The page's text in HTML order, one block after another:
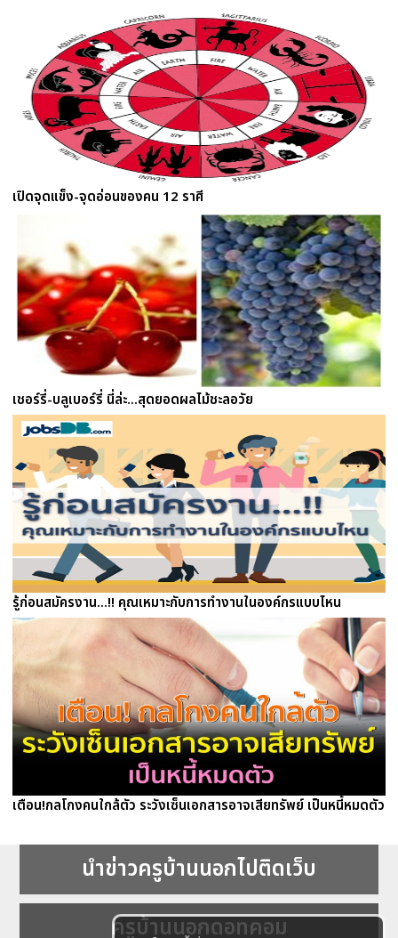
เปิดจุดแข็ง-จุดอ่อนของคน 12 ราศี
เชอร์รี่-บลูเบอร์รี่ นี่ล่ะ...สุดยอดผลไม้ชะลอวัย
รู้ก่อนสมัครงาน...!! คุณเหมาะกับการทำงานในองค์กรแบบไหน
เตือน!กลโกงคนใกล้ตัว ระวังเซ็นเอกสารอาจเสียทรัพย์ เป็นหนี้หมดตัว
นำข่าวครูบ้านนอกไปติดเว็บ
ครูบ้านนอกดอทคอม